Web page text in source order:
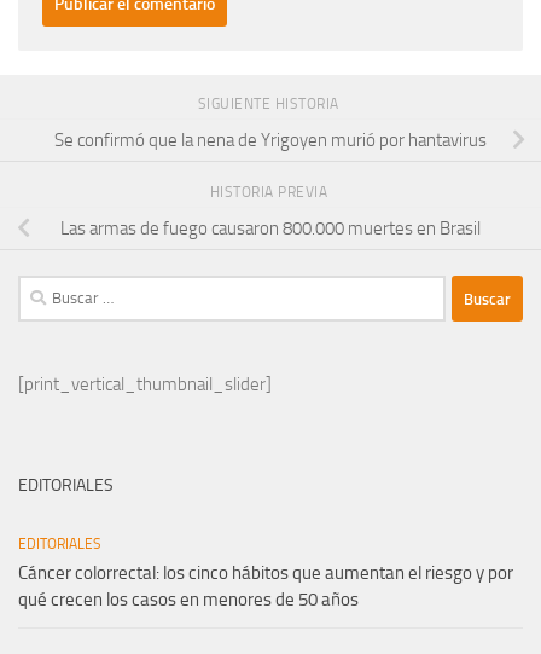
SIGUIENTE HISTORIA
Se confirmó que la nena de Yrigoyen murió por hantavirus
HISTORIA PREVIA
Las armas de fuego causaron 800.000 muertes en Brasil
Buscar:
[print_vertical_thumbnail_slider]
EDITORIALES
EDITORIALES
Cáncer colorrectal: los cinco hábitos que aumentan el riesgo y por
qué crecen los casos en menores de 50 años